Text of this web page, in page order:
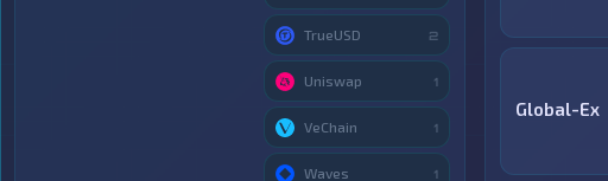
Global-Ex
TrueUSD 2
Uniswap 1
VeChain 1
Waves 1